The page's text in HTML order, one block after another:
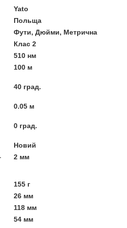
Yato
Польща
Фути, Дюйми, Метрична
Клас 2
510 нм
100 м
40 град.
0.05 м
0 град.
Новий
2 мм
155 г
26 мм
118 мм
54 мм